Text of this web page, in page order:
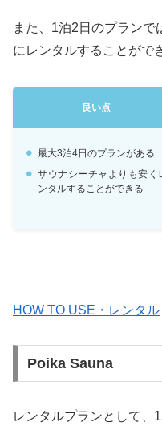
また、1泊2日のプランで
にレンタルすることがで
良い点
最大3泊4日のプランがある
サウナシーチャよりも安く
ンタルすることができる
HOW TO USE・レンタル
Poika Sauna
レンタルプランとして、